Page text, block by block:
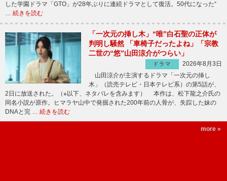
した学園ドラマ「GTO」が28年ぶりに連続ドラマとして復活。50代になった“
… 続きを読む
「一次元の挿し木」“唯”白石聖の正体が
判明し騒然 「車椅子だったよね」「宗教
二世の“悠”山田涼介がつらい」
ドラマ
2026年8月3日
山田涼介が主演するドラマ「一次元の挿し
木」（読売テレビ・日本テレビ系）の第5話が、
2日に放送された。（※以下、ネタバレを含みます） 本作は、松下龍之介氏の
同名小説が原作。ヒマラヤ山中で発掘された200年前の人骨が、失踪した妹の
DNAと完 … 続きを読む
more »